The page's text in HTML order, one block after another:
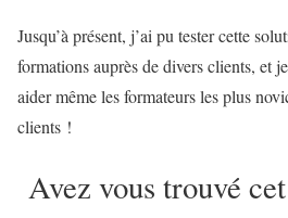
Jusqu’à présent, j’ai pu tester cette
formations auprès de divers clients, et
aider même les formateurs les plus
clients !
Avez vous trouvé